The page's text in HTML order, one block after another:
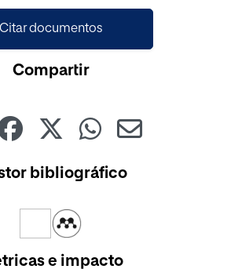
Citar documentos
Compartir
bibliográfico
e impacto